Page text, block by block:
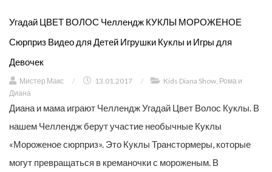
Угадай ЦВЕТ ВОЛОС Челлендж КУКЛЫ МОРОЖЕНОЕ
Сюрприз Видео для Детей Игрушки Куклы и Игры для
Девочек
Мистер Макс / 13.01.2017 / Kids Diana Show, Рома и
Диана
Диана и мама играют Челлендж Угадай Цвет Волос Куклы. В
нашем Челлендж берут участие необычные Куклы
«Мороженое сюрприз». Это Куклы Транстормеры, которые
могут превращаться в креманочки с мороженым. В